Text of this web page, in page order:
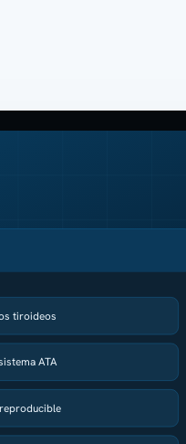
tiroideos
ATA